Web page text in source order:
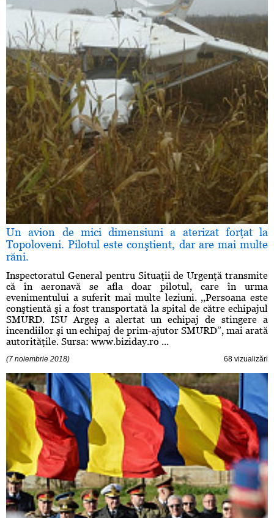
Un avion de mici dimensiuni a aterizat forţat la
Topoloveni. Pilotul este conştient, dar are mai multe
răni.
Inspectoratul General pentru Situaţii de Urgenţă transmite
că în aeronavă se afla doar pilotul, care în urma
evenimentului a suferit mai multe leziuni. ,,Persoana este
conştientă şi a fost transportată la spital de către echipajul
SMURD. ISU Argeş a alertat un echipaj de stingere a
incendiilor şi un echipaj de prim-ajutor SMURD”, mai arată
autorităţile. Sursa: www.biziday.ro ...
(7 noiembrie 2018) 68 vizualizări